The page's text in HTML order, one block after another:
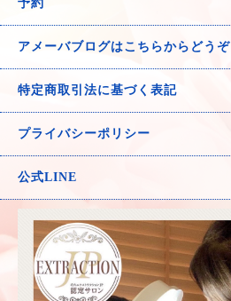
予約
アメーバブログはこちらからどうぞ
特定商取引法に基づく表記
プライバシーポリシー
公式LINE